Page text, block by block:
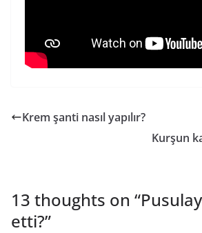
Krem şanti nasıl yapılır?
Kurşun
13 thoughts on “
etti?”